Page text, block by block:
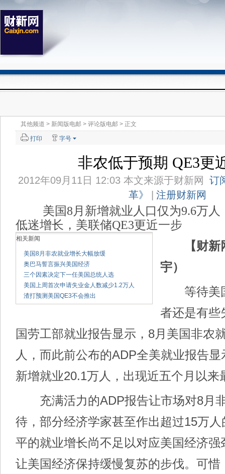
其他频道 > 新闻版电邮 > 评论版电邮 > 正文
打印 字号
非农低于预期 QE3更
2012年09月11日 12:03 本文来源于财新网
订
革》
注册财新网
美国8月新增就业人口仅为9.6万人
低迷增长，美联储QE3更近一步
相关新闻
美国8月非农就业增长大幅放缓
奥巴马誓言振兴美国经济
三个因素决定下一任美国总统人选
美国上周首次申请失业金人数减少1.2万人
渣打预测美国QE3不会推出
【财
宇）
等待美国
者还是有些
国劳工部就业报告显示，8月美国非农
人，而此前公布的ADP全美就业报告
新增就业20.1万人，出现近五个月以来
充满活力的ADP报告让市场对8月
待，部分经济学家甚至作出超过15万
平的就业增长尚不足以对应美国经济强
让美国经济保持缓慢复苏的步伐。可惜